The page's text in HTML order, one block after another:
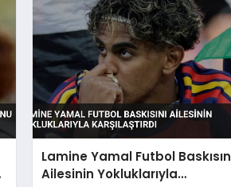
Lamine Yamal Futbol
Ailesinin Yokluklarıyla